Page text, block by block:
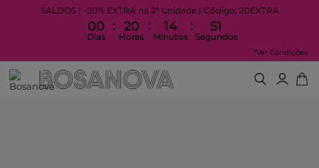
SALDOS | -20% EXTRA na 2ª unidade | Código: 20EXTRA
00
Dias
: 20
Horas
: 14
Minutos
: 51
Segundos
*Ver Condições